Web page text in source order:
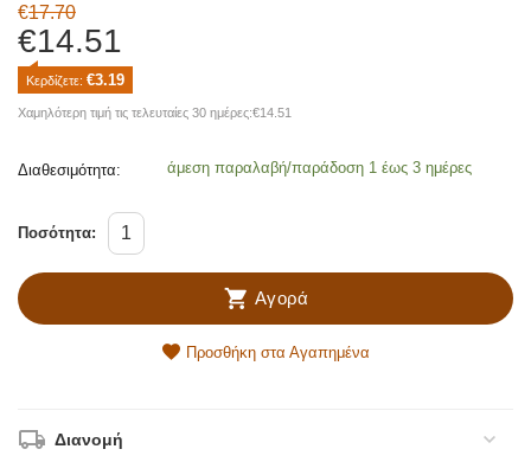
€17.70
€14.51
Κερδίζετε: €3.19
Χαμηλότερη τιμή τις τελευταίες 30 ημέρες:€14.51
Διαθεσιμότητα: άμεση παραλαβή/παράδοση 1 έως 3 ημέρες
Ποσότητα:
Αγορά
Προσθήκη στα Αγαπημένα
Διανομή